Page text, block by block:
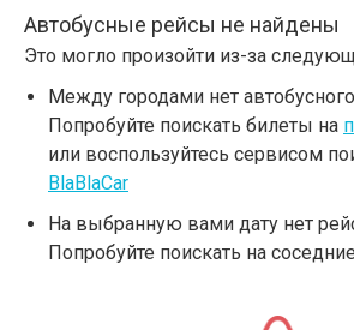
Автобусные рейсы не найдены
Это могло произойти из-за
Между городами нет
Попробуйте поискать билеты на
или воспользуйтесь сервисом
BlaBlaCar
На выбранную вами дату нет
Попробуйте поискать на